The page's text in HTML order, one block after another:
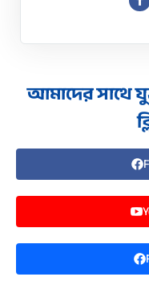
আমাদের সাথে